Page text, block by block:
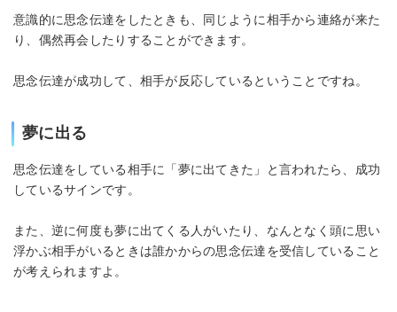
意識的に思念伝達をしたときも、同じように相手から連絡が来た
り、偶然再会したりすることができます。
思念伝達が成功して、相手が反応しているということですね。
夢に出る
思念伝達をしている相手に「夢に出てきた」と言われたら、成功
しているサインです。
また、逆に何度も夢に出てくる人がいたり、なんとなく頭に思い
浮かぶ相手がいるときは誰かからの思念伝達を受信していること
が考えられますよ。